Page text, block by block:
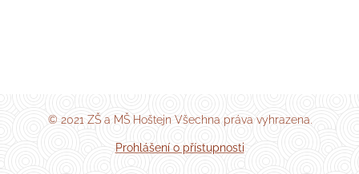
© 2021 ZŠ a MŠ Hoštejn Všechna práva vyhrazena.
Prohlášení o přístupnosti